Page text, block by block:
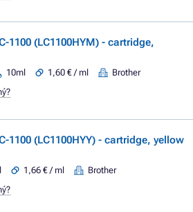
1100 (LC1100HYM) - cartridge,
10ml 1,60 € / ml Brother
1100 (LC1100HYY) - cartridge, yellow
1,66 € / ml Brother